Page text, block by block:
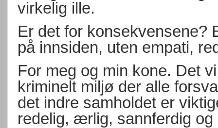
virkelig ille.
Er det for konsekvensene?
på innsiden, uten empati,
For meg og min kone. Det
kriminelt miljø der alle
det indre samholdet er
redelig, ærlig, sannferdig og